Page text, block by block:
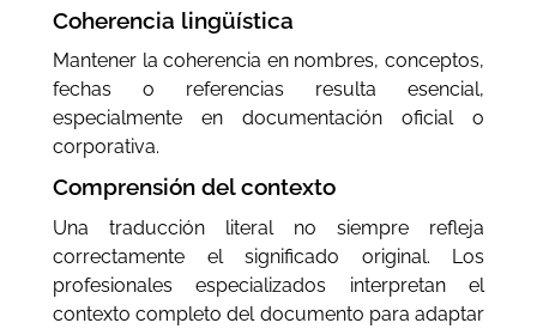
Coherencia lingüística
Mantener la coherencia en nombres, conceptos,
fechas o referencias resulta esencial,
especialmente en documentación oficial o
corporativa.
Comprensión del contexto
Una traducción literal no siempre refleja
correctamente el significado original. Los
profesionales especializados interpretan el
contexto completo del documento para adaptar